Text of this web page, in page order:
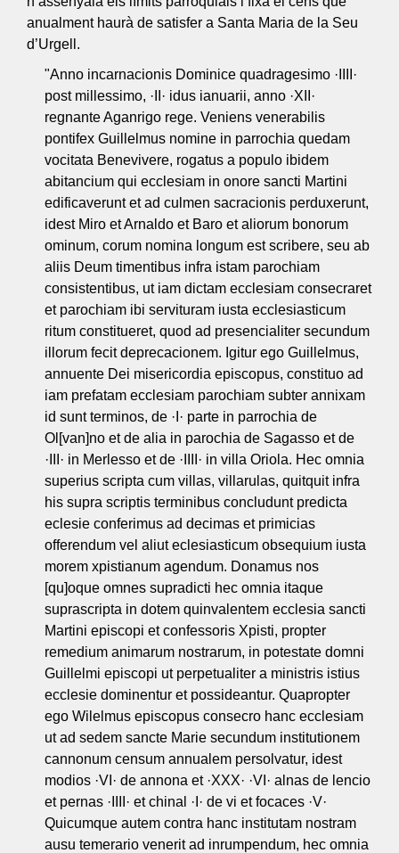
anualment haurà de satisfer a Santa Maria de la Seu
d’Urgell.
"Anno incarnacionis Dominice quadragesimo ·IIII·
post millessimo, ·II· idus ianuarii, anno ·XII·
regnante Aganrigo rege. Veniens venerabilis
pontifex Guillelmus nomine in parrochia quedam
vocitata Benevivere, rogatus a populo ibidem
abitancium qui ecclesiam in onore sancti Martini
edificaverunt et ad culmen sacracionis perduxerunt,
idest Miro et Arnaldo et Baro et aliorum bonorum
ominum, corum nomina longum est scribere, seu ab
aliis Deum timentibus infra istam parochiam
consistentibus, ut iam dictam ecclesiam consecraret
et parochiam ibi servituram iusta ecclesiasticum
ritum constitueret, quod ad presencialiter secundum
illorum fecit deprecacionem. Igitur ego Guillelmus,
annuente Dei misericordia episcopus, constituo ad
iam prefatam ecclesiam parochiam subter annixam
id sunt terminos, de ·I· parte in parrochia de
Ol[van]no et de alia in parochia de Sagasso et de
·III· in Merlesso et de ·IIII· in villa Oriola. Hec omnia
superius scripta cum villas, villarulas, quitquit infra
his supra scriptis terminibus concludunt predicta
eclesie conferimus ad decimas et primicias
offerendum vel aliut eclesiasticum obsequium iusta
morem xpistianum agendum. Donamus nos
[qu]oque omnes supradicti hec omnia itaque
suprascripta in dotem quinvalentem ecclesia sancti
Martini episcopi et confessoris Xpisti, propter
remedium animarum nostrarum, in potestate domni
Guillelmi episcopi ut perpetualiter a ministris istius
ecclesie dominentur et possideantur. Quapropter
ego Wilelmus episcopus consecro hanc ecclesiam
ut ad sedem sancte Marie secundum institutionem
cannonum censum annualem persolvatur, idest
modios ·VI· de annona et ·XXX· ·VI· alnas de lencio
et pernas ·IIII· et chinal ·I· de vi et focaces ·V·
Quicumque autem contra hanc institutam nostram
ausu temerario venerit ad inrumpendum, hec omnia